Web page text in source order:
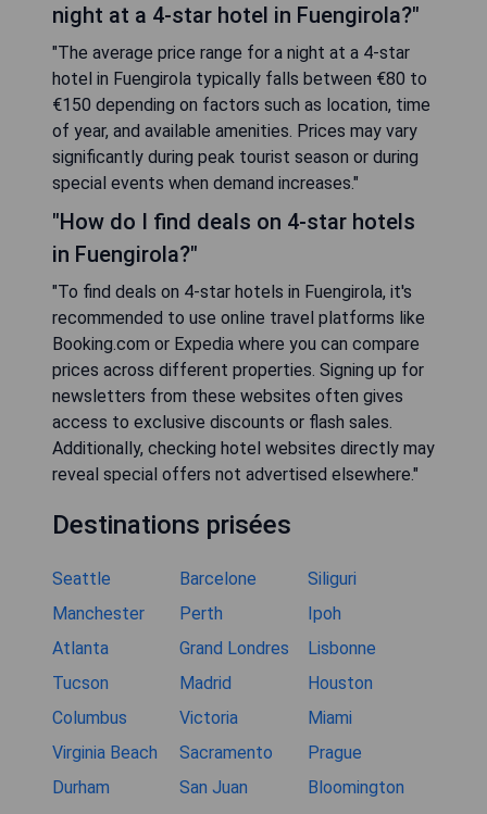
night at a 4-star hotel in Fuengirola?"
"The average price range for a night at a 4-star
hotel in Fuengirola typically falls between €80 to
€150 depending on factors such as location, time
of year, and available amenities. Prices may vary
significantly during peak tourist season or during
special events when demand increases."
"How do I find deals on 4-star hotels
in Fuengirola?"
"To find deals on 4-star hotels in Fuengirola, it's
recommended to use online travel platforms like
Booking.com or Expedia where you can compare
prices across different properties. Signing up for
newsletters from these websites often gives
access to exclusive discounts or flash sales.
Additionally, checking hotel websites directly may
reveal special offers not advertised elsewhere."
Destinations prisées
Seattle Barcelone
Siliguri
Manchester
Perth
Ipoh
Atlanta
Grand Londres
Lisbonne
Tucson
Madrid
Houston
Columbus
Victoria
Miami
Virginia Beach
Sacramento
Prague
Durham
San Juan Bloomington